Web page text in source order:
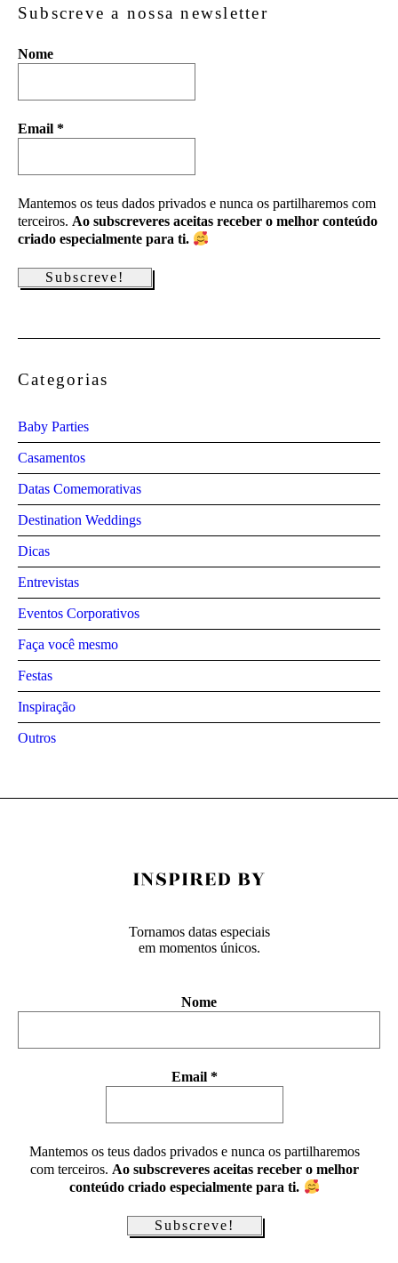
Subscreve a nossa newsletter
Nome
Email *
Mantemos os teus dados privados e nunca os partilharemos com
terceiros. Ao subscreveres aceitas receber o melhor conteúdo
criado especialmente para ti.
Categorias
Baby Parties
Casamentos
Datas Comemorativas
Destination Weddings
Dicas
Entrevistas
Eventos Corporativos
Faça você mesmo
Festas
Inspiração
Outros
Tornamos datas especiais
em momentos únicos.
Nome
Email *
Mantemos os teus dados privados e nunca os partilharemos
com terceiros. Ao subscreveres aceitas receber o melhor
conteúdo criado especialmente para ti.